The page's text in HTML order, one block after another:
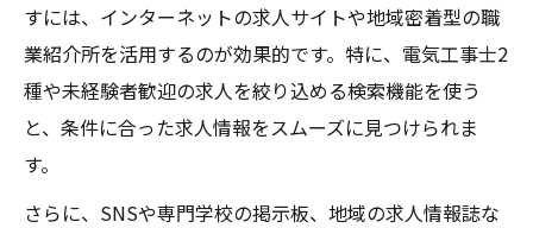
すには、インターネットの求人サイトや地域密着型の職
業紹介所を活用するのが効果的です。特に、電気工事士2
種や未経験者歓迎の求人を絞り込める検索機能を使う
と、条件に合った求人情報をスムーズに見つけられま
す。
さらに、SNSや専門学校の掲示板、地域の求人情報誌な